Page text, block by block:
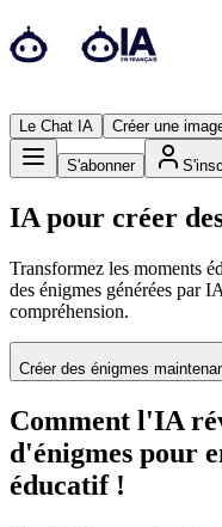
Le Chat IA Créer une
S'abonner
IA pour créer
Transformez les moments
des énigmes générées par
compréhension.
Créer des énigmes
Comment l'IA
d'énigmes pour
éducatif !